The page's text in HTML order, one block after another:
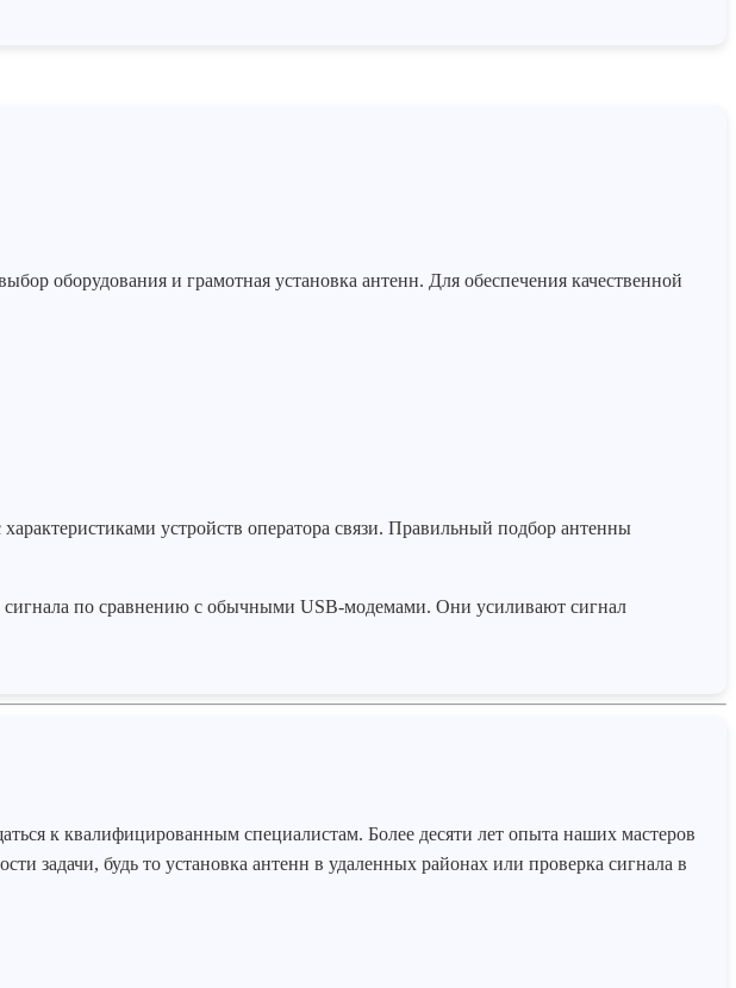
оборудования и грамотная установка антенн. Для обеспечения качественной
устройств оператора связи. Правильный подбор антенны
сигнала по сравнению с обычными USB-модемами. Они усиливают сигнал
к квалифицированным специалистам. Более десяти лет опыта наших мастеров
задачи, будь то установка антенн в удаленных районах или проверка сигнала в